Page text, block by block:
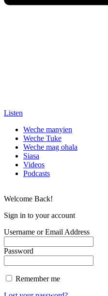
Listen
Weche manyien
Weche Tuke
Weche mag ohala
Siasa
Videos
Podcasts
Welcome Back!
Sign in to your account
Username or Email Address
Password
Remember me